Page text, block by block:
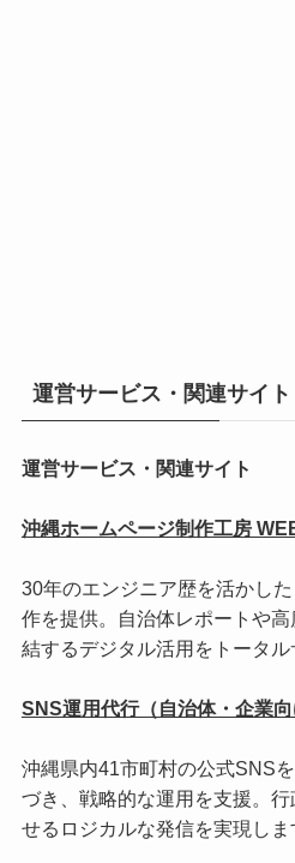
運営サービス・関連サイト
運営サービス・関連サイト
沖縄ホームページ制作工房
30年のエンジニア歴を活かし
作を提供。自治体レポートや
結するデジタル活用をトータル
SNS運用代行（自治体・企業向
沖縄県内41市町村の公式SNS
づき、戦略的な運用を支援。
せるロジカルな発信を実現しま